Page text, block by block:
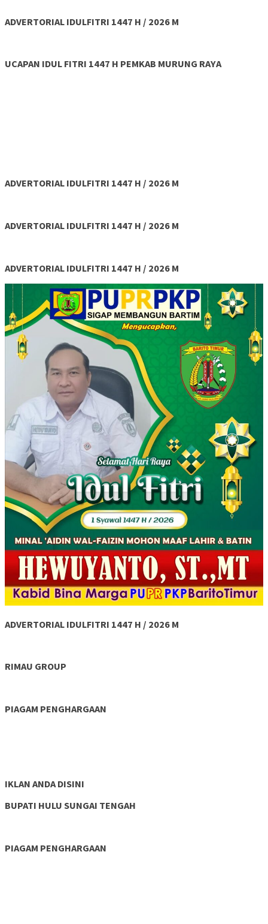
ADVERTORIAL IDULFITRI 1447 H / 2026 M
UCAPAN IDUL FITRI 1447 H PEMKAB MURUNG RAYA
ADVERTORIAL IDULFITRI 1447 H / 2026 M
ADVERTORIAL IDULFITRI 1447 H / 2026 M
ADVERTORIAL IDULFITRI 1447 H / 2026 M
ADVERTORIAL IDULFITRI 1447 H / 2026 M
RIMAU GROUP
PIAGAM PENGHARGAAN
IKLAN ANDA DISINI
BUPATI HULU SUNGAI TENGAH
PIAGAM PENGHARGAAN